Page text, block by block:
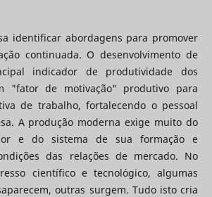
identificar abordagens para promover
continuada. O desenvolvimento de
indicador de produtividade dos
"fator de motivação" produtivo para
de trabalho, fortalecendo o pessoal
A produção moderna exige muito do
e do sistema de sua formação e
das relações de mercado. No
científico e tecnológico, algumas
outras surgem. Tudo isto cria